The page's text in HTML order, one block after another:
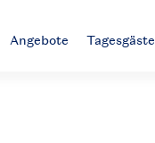
Angebote Tagesgäste